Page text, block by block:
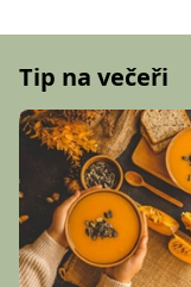
Tip na večeři